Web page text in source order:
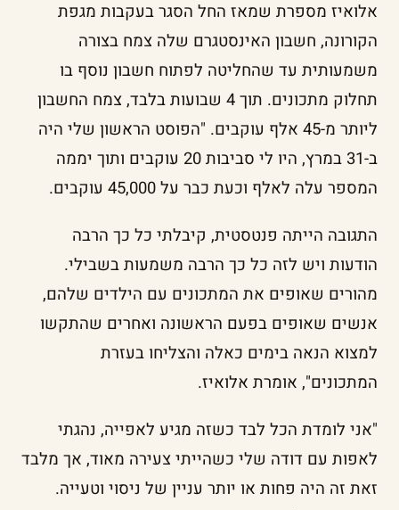
אלואיז מספרת שמאז החל הסגר בעקבות מגפת
הקורונה, חשבון האינסטגרם שלה צמח בצורה
משמעותית עד שהחליטה לפתוח חשבון נוסף בו
תחלוק מתכונים. תוך 4 שבועות בלבד, צמח החשבון
ליותר מ-45 אלף עוקבים. "הפוסט הראשון שלי היה
ב-31 במרץ, היו לי סביבות 20 עוקבים ותוך יממה
המספר עלה לאלף וכעת כבר על 45,000 עוקבים.
התגובה הייתה פנטסטית, קיבלתי כל כך הרבה
הודעות ויש לזה כל כך הרבה משמעות בשבילי.
מהורים שאופים את המתכונים עם הילדים שלהם,
אנשים שאופים בפעם הראשונה ואחרים שהתקשו
למצוא הנאה בימים כאלה והצליחו בעזרת
המתכונים", אומרת אלואיז.
"אני לומדת הכל לבד כשזה מגיע לאפייה, נהגתי
לאפות עם דודה שלי כשהייתי צעירה מאוד, אך מלבד
זאת זה היה פחות או יותר עניין של ניסוי וטעייה.